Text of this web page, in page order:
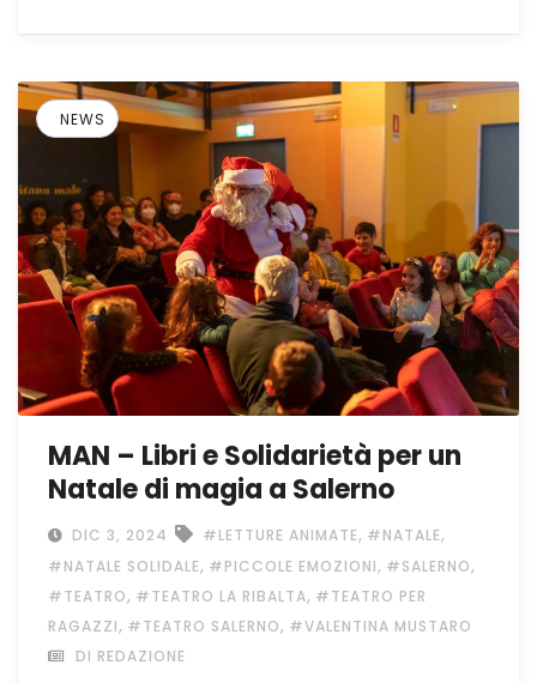
NEWS
MAN – Libri e Solidarietà per un
Natale di magia a Salerno
DIC 3, 2024 #LETTURE ANIMATE, #NATALE,
#NATALE SOLIDALE, #PICCOLE EMOZIONI, #SALERNO,
#TEATRO, #TEATRO LA RIBALTA, #TEATRO PER
RAGAZZI, #TEATRO SALERNO, #VALENTINA MUSTARO
DI REDAZIONE